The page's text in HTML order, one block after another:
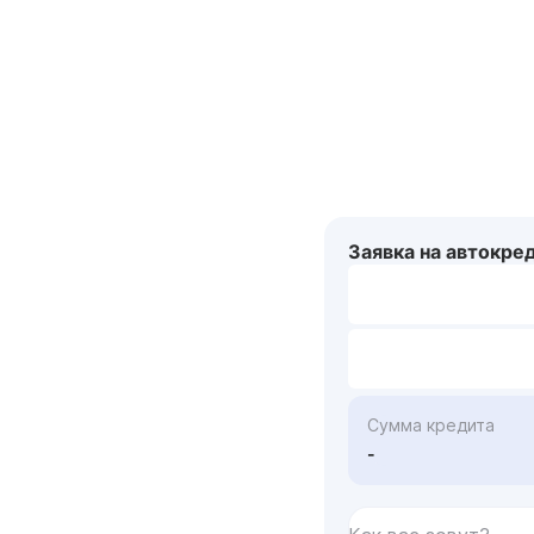
Заявка на
Сумма кредита
-